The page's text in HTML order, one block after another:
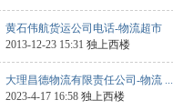
黄石伟航货运公司电话-物流超市
2013-12-23 15:31 独上西楼
大理昌德物流有限责任公司-物流 ...
2023-4-17 16:58 独上西楼